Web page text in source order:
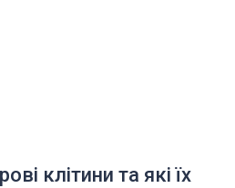
клітини та які їх